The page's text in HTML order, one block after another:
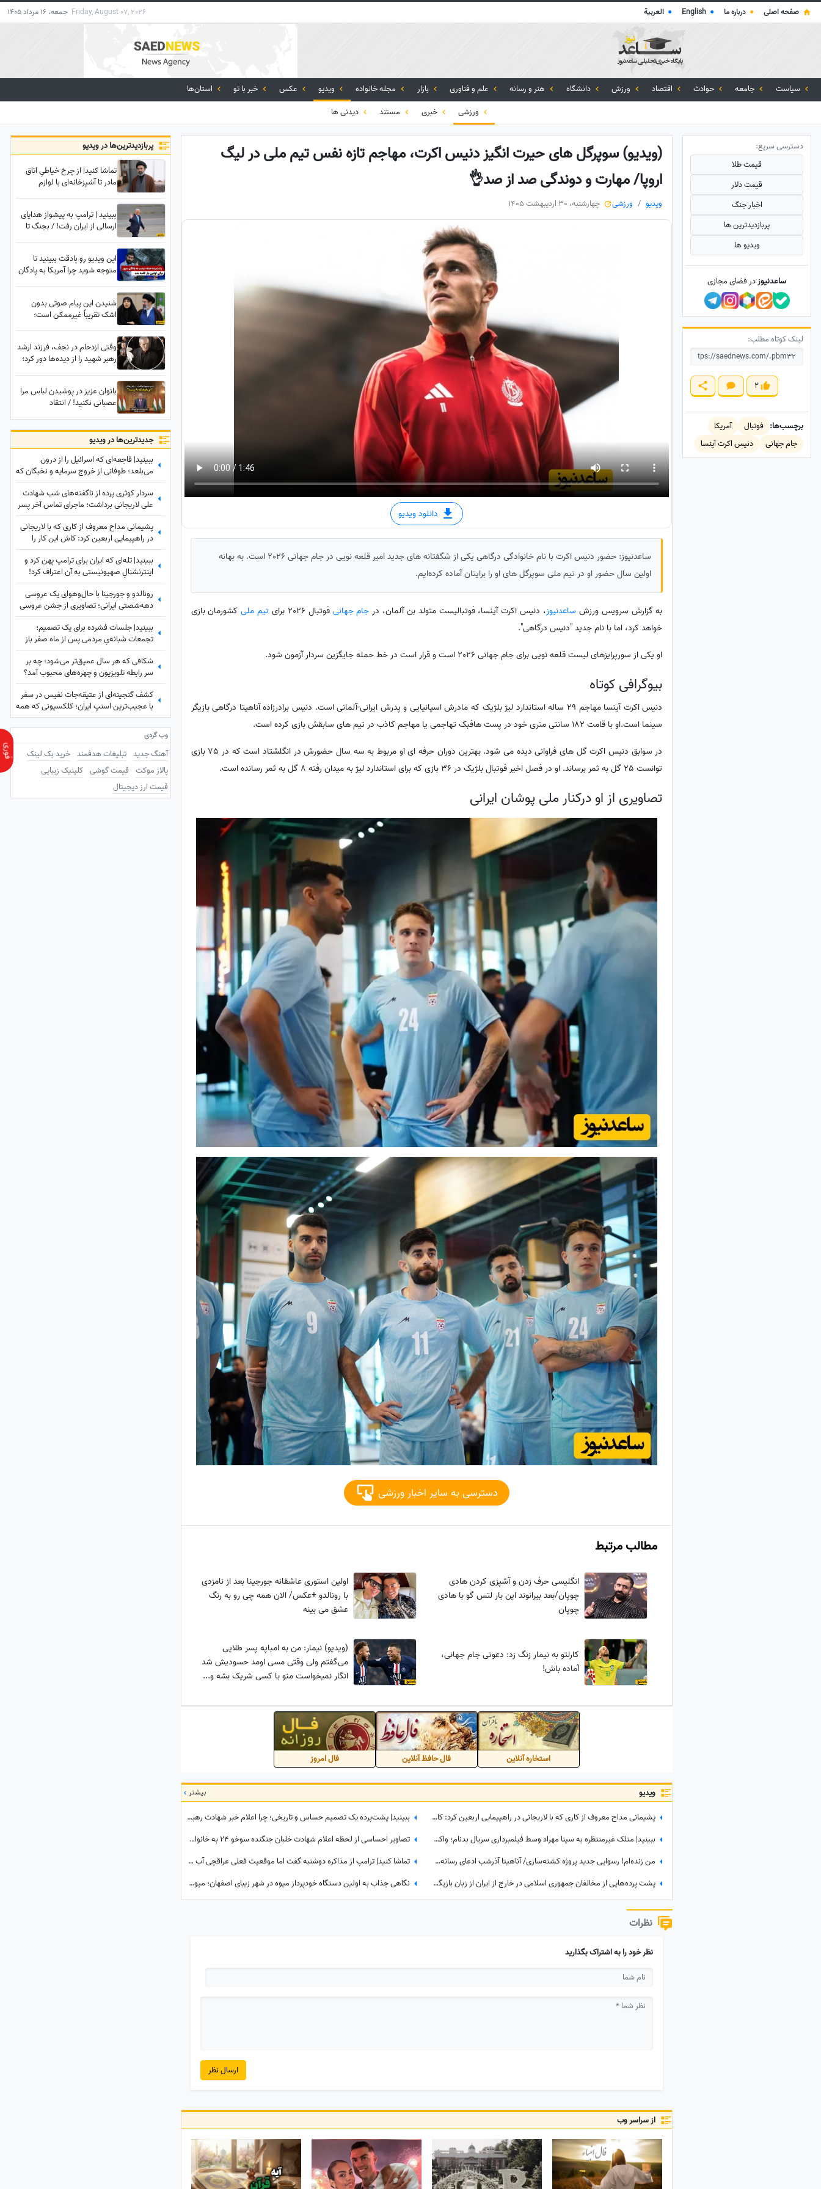
صفحه اصلی ● درباره ما ●
English
● العربية Friday, August 07, 2026 جمعه، 16 مرداد 1405
سیاست جامعه حوادث اقتصاد ورزش دانشگاه هنر و رسانه علم و فناوری بازار مجله خانواده ویدیو عکس خبر با تو
استان‌ها
ورزشی
خبری مستند دیدنی ها
(ویدیو) سوپرگل های حیرت انگیز دنیس اکرت، مهاجم تازه نفس تیم ملی در لیگ
اروپا/ مهارت و دوندگی صد از صد👌
ویدیو ورزشی چهارشنبه، 30 اردیبهشت 1405
دانلود ویدیو
ساعدنیوز: حضور دنیس اکرت با نام خانوادگی درگاهی یکی از شگفتانه های جدید امیر قلعه نویی در جام جهانی 2026 است. به بهانه
اولین سال حضور او در تیم ملی سوپرگل های او را برایتان آماده کرده‌ایم.
به گزارش سرویس ورزش ساعدنیوز، دنیس اکرت آینسا، فوتبالیست متولد بن آلمان، در جام جهانی فوتبال 2026 برای تیم ملیکشورمان بازی
خواهد کرد، اما با نام جدید "دنیس درگاهی".
او یکی از سورپرایزهای لیست قلعه نویی برای جام جهانی 2026 است و قرار است در خط حمله جایگزین سردار آزمون شود.
بیوگرافی کوتاه
دنیس اکرت آینسا مهاجم 29 ساله استاندارد لیژ بلژیک که مادرش اسپانیایی و پدرش ایرانی-آلمانی است. دنیس برادرزاده آناهیتا درگاهی بازیگر
سینما است.او با قامت 182 سانتی متری خود در پست هافبک تهاجمی یا مهاجم کاذب در تیم های سابقش بازی کرده است.
در سوابق دنیس اکرت گل های فراوانی دیده می شود. بهترین دوران حرفه ای او مربوط به سه سال حضورش در انگلشتاد است که در 75 بازی
توانست 25 گل به ثمر برساند. او در فصل اخیر فوتبال بلژیک در 36 بازی که برای استاندارد لیژ به میدان رفته 8 گل به ثمر رسانده است.
تصاویری از او درکنار ملی پوشان ایرانی
دسترسی به سایر اخبار ورزشی
مطالب مرتبط
انگلیسی حرف زدن و آشپزی کردن هادی
چوپان/بعد بیرانوند این بار لتس گو با هادی
چوپان
اولین استوری عاشقانه جورجینا بعد از نامزدی
با رونالدو +عکس/ الان همه چی رو به رنگ
عشق می بینه
کارلتو به نیمار زنگ زد: دعوتی جام جهانی،
آماده باش!
(ویدیو) نیمار: من به امباپه پسر طلایی
می‌گفتم ولی وقتی مسی اومد حسودیش شد
انگار نمیخواست منو با کسی شریک بشه و...
استخاره آنلاین فال حافظ آنلاین فال امروز
ویدیو بیشتر
پشیمانی مداح معروف از کاری که با لاریجانی در راهپیمایی اربعین کرد: کاش این کار را نمی‌کردم
ببینید| پشت‌پرده یک تصمیم حساس و تاریخی؛ چرا اعلام خبر شهادت رهبر شهید به سحر موکول شد؟
ببینید| متلک غیرمنتظره به سینا مهراد وسط فیلمبرداری سریال بدنام؛ واکنش طبیعی او همه را غافلگیر کرد
تصاویر احساسی از لحظه اعلام شهادت خلبان جنگنده سوخو 24 به خانواده ایشان؛ لحظاتی تلخ از گریه و اشک...
من زنده‌ام! رسوایی جدید پروژه‌ کشته‌سازی/ آناهیتا آذرشب ادعای رسانه‌های معاند درباره کشته‌شدنش را تکذیب کرد
تماشا کنید| ترامپ از مذاکره دوشنبه گفت اما موقعیت فعلی عراقچی آب پاکی رو دست کاخ‌سفیدنشینان ریخت؛ وزیر امورخارجه کجاست؟
پشت پرده‌هایی از مخالفان جمهوری اسلامی در خارج از ایران از زبان بازیگر مهاجرت کرده / حامیان جمهوری اسلامی جان خود را هم می‌دهند
نگاهی جذاب به اولین دستگاه خودپرداز میوه در شهر زیبای اصفهان؛ میوه‌های بسته بندی شده و خوش‌رنگ فقط با یه کارت کشیدن به دستتون میرسه+ویدیو/ عجب تکنولوژی باحالی😍
نظرات
نظر خود را به اشتراک بگذارید
ارسال نظر
از سراسر وب
پربازدید‌ترین‌ها در ویدیو
تماشا کنید| از چرخ خیاطیِ اتاق
مادر تا آشپزخانه‌ای با لوازم
نزدیک ببینید
ببینید | ترامپ به پیشواز هدایای
ارسالی از ایران رفت! / بجنگ تا
این ویدیو رو بادقت ببینید تا
متوجه شوید چرا آمریکا به پادگان
شنیدن این پیام صوتی بدون
اشک تقریباً غیرممکن است؛
آرزویش را جور دیگری برآورده
کرد+فیلم
وقتی ازدحام در نجف، فرزند ارشد
رهبر شهید را از دیده‌ها دور کرد؛
بانوان عزیز در پوشیدن لباس مرا
عصبانی نکنید! / انتقاد
زنان در این کشور: ناخن‌های
رنگ‌شده و لباس‌های تا زیر زانو یا
لخت چه معنایی دارد؟
جدید‌ترین‌ها در ویدیو
ببینید| فاجعه‌ای که اسرائیل را از درون
می‌بلعد؛ طوفانی از خروج سرمایه و نخبگان که
نتانیاهو را به خاک سیاه نشاند!
سردار کوثری پرده از ناگفته‌های شب شهادت
علی لاریجانی برداشت؛ ماجرای تماس آخر پسر
شهید لاریجانی چه بود؟
پشیمانی مداح معروف از کاری که با لاریجانی
در راهپیمایی اربعین کرد: کاش این کار را
نمی‌کردم
ببینید| تله‌ای که ایران برای ترامپ پهن کرد و
اینترنشنالِ صهیونیستی به آن اعتراف کرد!
رونالدو و جورجینا با حال‌وهوای یک عروسی
دهه‌شصتی ایرانی؛ تصاویری از جشن عروسی
ستاره فوتبال با حضور هالند، امباپه و مسی
که همه را غافلگیر کرد!
ببینید| جلسات فشرده برای یک تصمیم؛
تجمعات شبانه‌یِ مردمی پس از ماه صفر باز
هم ادامه دارد؟
شکافی که هر سال عمیق‌تر می‌شود؛ چه بر
سر رابطه تلویزیون و چهره‌های محبوب آمد؟
کشف گنجینه‌ای از عتیقه‌جات نفیس در سفر
با عجیب‌ترین اسنپ ایران؛ کلکسیونی که همه
را شگفت‌زده کرد
وب گردی
آهنگ جدید تبلیغات هدفمند خرید بک لینک
پالاز موکت قیمت گوشی کلینیک زیبایی
قیمت ارز دیجیتال
دسترسی سریع:
قیمت طلا
قیمت دلار
اخبار جنگ
پربازدید‌ترین ها
ویدیو ها
ساعدنیوزدر فضای مجازی
لینک کوتاه مطلب:
2
برچسب‌ها: فوتبال
آمریکا
جام جهانی
دنیس اکرت آینسا